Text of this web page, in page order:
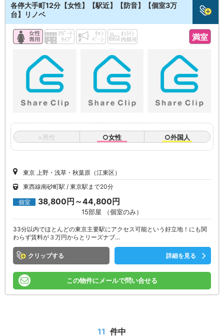
各停大手町12分【女性】【駅近】【防音】【個室3万
台】リノベ
満室
×男性 ○女性 ○外国人
東京 上野・浅草・秋葉原（江東区）
東西線南砂町駅
東京駅まで20分
個室 38,800円～44,800円
15部屋 （個室のみ）
33分以内でほとんどの東京主要駅にアクセス可能という好立地！にも関
わらず賃料が３万円からとリーズナブ…
クリップ 詳細を見る
この物件にメールで問い合せる
11 件中